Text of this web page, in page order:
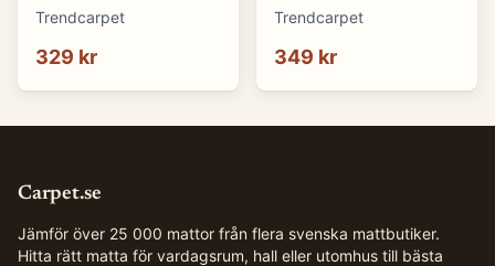
(Storlek: Ø 80 cm)
Trendcarpet
329 kr
(antracit) (Storlek: Ø 80
Trendcarpet
349 kr
Carpet.se
Jämför över 25 000 mattor från flera svenska mattbutiker.
Hitta rätt matta för vardagsrum, hall eller utomhus till bästa